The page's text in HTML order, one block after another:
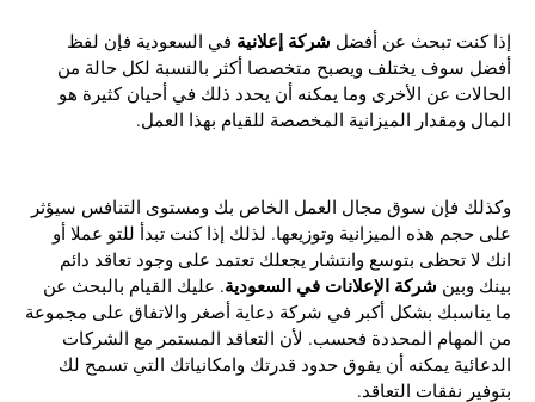
إذا كنت تبحث عن أفضلشركة إعلانيةفي السعودية فإن لفظ
أفضل سوف يختلف ويصبح متخصصا أكثر بالنسبة لكل حالة من
الحالات عن الأخرى وما يمكنه أن يحدد ذلك في أحيان كثيرة هو
المال ومقدار الميزانية المخصصة للقيام بهذا العمل.
وكذلك فإن سوق مجال العمل الخاص بك ومستوى التنافس سيؤثر
على حجم هذه الميزانية وتوزيعها. لذلك إذا كنت تبدأ للتو عملا أو
انك لا تحظى بتوسع وانتشار يجعلك تعتمد على وجود تعاقد دائم
بينك وبينشركة الإعلانات في السعودية. عليك القيام بالبحث عن
ما يناسبك بشكل أكبر في شركة دعاية أصغر والاتفاق على مجموعة
من المهام المحددة فحسب. لأن التعاقد المستمر مع الشركات
الدعائية يمكنه أن يفوق حدود قدرتك وامكانياتك التي تسمح لك
بتوفير نفقات التعاقد.